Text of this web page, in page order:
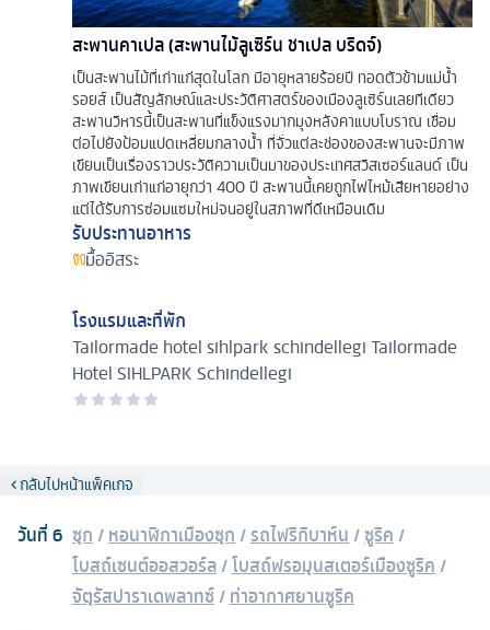
สะพานคาเปล (สะพานไม้ลูเซิร์น ชาเปล บริดจ์)
เป็นสะพานไม้ที่เก่าแก่สุดในโลก มีอายุหลายร้อยปี ทอดตัวข้ามแม่น้ำ
รอยส์ เป็นสัญลักษณ์และประวัติศาสตร์ของเมืองลูเซิร์นเลยทีเดียว
สะพานวิหารนี้เป็นสะพานที่แข็งแรงมากมุงหลังคาแบบโบราณ เชื่อม
ต่อไปยังป้อมแปดเหลี่ยมกลางน้ำ ที่จั่วแต่ละช่องของสะพานจะมีภาพ
เขียนเป็นเรื่องราวประวัติความเป็นมาของประเทศสวิสเซอร์แลนด์ เป็น
ภาพเขียนเก่าแก่อายุกว่า 400 ปี สะพานนี้เคยถูกไฟไหม้เสียหายอย่าง
แต่ได้รับการซ่อมแซมใหม่จนอยู่ในสภาพที่ดีเหมือนเดิม
รับประทานอาหาร
มื้ออิสระ
โรงแรมและที่พัก
Tailormade hotel sihlpark schindellegiTailormade
Hotel SIHLPARK Schindellegi
กลับไปหน้าแพ็คเกจ
วันที่6 ซุก /หอนาฬิกาเมืองซุก /รถไฟริกิบาห์น /ซูริค /
โบสถ์เซนต์ออสวอร์ล/โบสถ์ฟรอมุนสเตอร์เมืองซูริค /
จัตุรัสปาราเดพลาทซ์/ท่าอากาศยานซูริค